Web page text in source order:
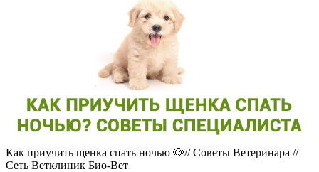
Как приучить щенка спать ночью 🐶// Советы Ветеринара //
Сеть Ветклиник Био-Вет